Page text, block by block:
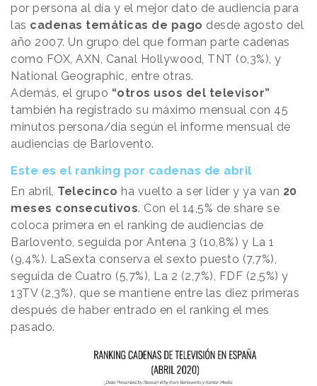
por persona al día y el mejor dato de audiencia para
las cadenas temáticas de pago desde agosto del
año 2007. Un grupo del que forman parte cadenas
como FOX, AXN, Canal Hollywood, TNT (0,3%), y
National Geographic, entre otras.
Además, el grupo “otros usos del televisor”
también ha registrado su máximo mensual con 45
minutos persona/día según el informe mensual de
audiencias de Barlovento.
Este es el ranking por cadenas de abril
En abril, Telecinco ha vuelto a ser líder y ya van 20
meses consecutivos. Con el 14,5% de share se
coloca primera en el ranking de audiencias de
Barlovento, seguida por Antena 3 (10,8%) y La 1
(9,4%). LaSexta conserva el sexto puesto (7,7%),
seguida de Cuatro (5,7%), La 2 (2,7%), FDF (2,5%) y
13TV (2,3%), que se mantiene entre las diez primeras
después de haber entrado en el ranking el mes
pasado.